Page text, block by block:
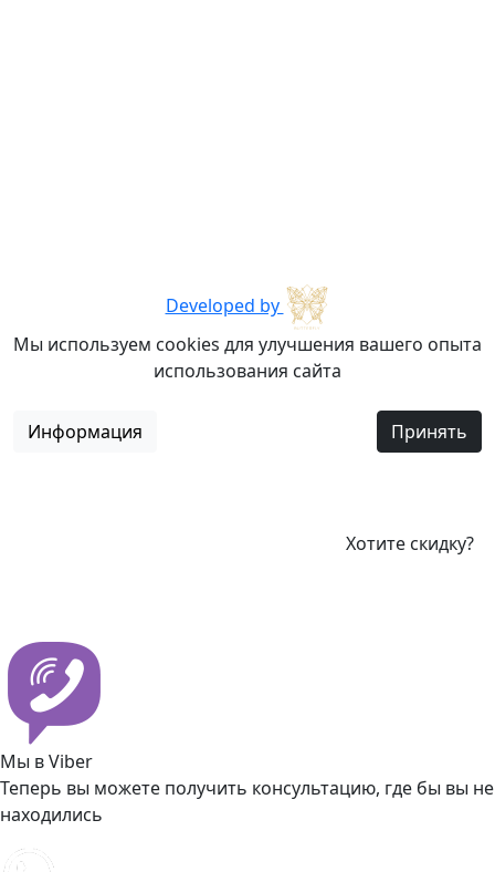
Developed by
Мы используем cookies для улучшения вашего опыта
использования сайта
Информация Принять
Хотите скидку?
Мы в Viber
Теперь вы можете получить консультацию, где бы вы не
находились